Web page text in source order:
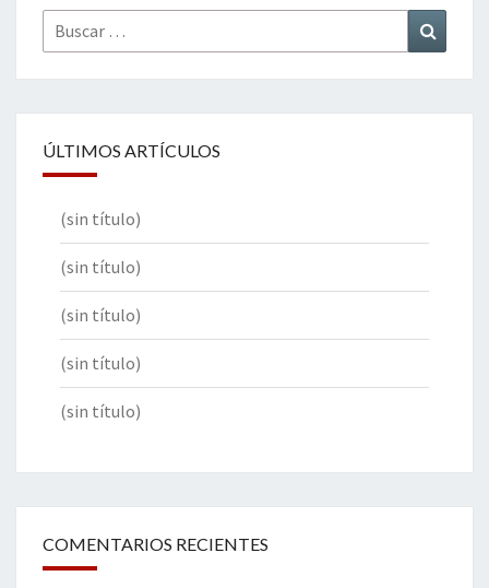
Buscar
por:
ÚLTIMOS ARTÍCULOS
(sin título)
(sin título)
(sin título)
(sin título)
(sin título)
COMENTARIOS RECIENTES